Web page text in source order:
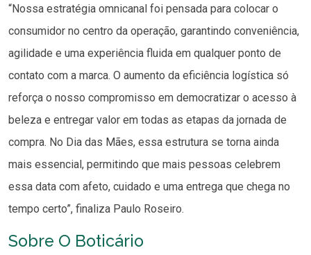
“Nossa estratégia omnicanal foi pensada para colocar o
consumidor no centro da operação, garantindo conveniência,
agilidade e uma experiência fluida em qualquer ponto de
contato com a marca. O aumento da eficiência logística só
reforça o nosso compromisso em democratizar o acesso à
beleza e entregar valor em todas as etapas da jornada de
compra. No Dia das Mães, essa estrutura se torna ainda
mais essencial, permitindo que mais pessoas celebrem
essa data com afeto, cuidado e uma entrega que chega no
tempo certo”, finaliza Paulo Roseiro.
Sobre O Boticário